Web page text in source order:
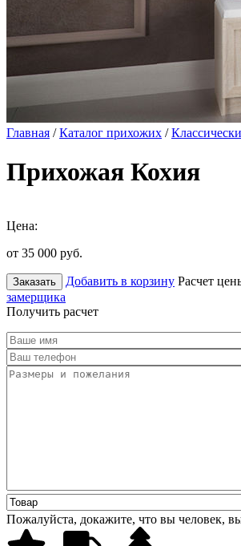
Главная /Каталог прихожих /
Прихожая Кохия
Цена:
от 35 000 руб.
Заказать Добавить в корзину Расчет
замерщика
Получить расчет
Пожалуйста, докажите, что вы человек,